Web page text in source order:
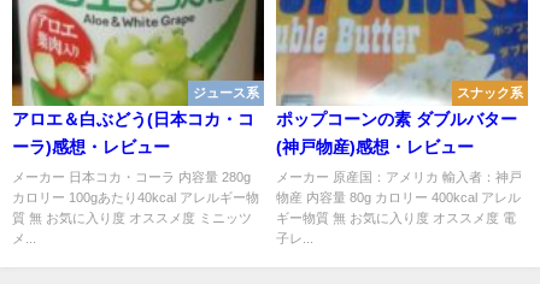
ジュース系
アロエ＆白ぶどう(日本コカ・コ
ーラ)感想・レビュー
メーカー 日本コカ・コーラ 内容量 280g
カロリー 100gあたり40kcal アレルギー物
質 無 お気に入り度 オススメ度 ミニッツ
メ...
スナック系
ポップコーンの素 ダブルバター
(神戸物産)感想・レビュー
メーカー 原産国：アメリカ 輸入者：神戸
物産 内容量 80g カロリー 400kcal アレル
ギー物質 無 お気に入り度 オススメ度 電
子レ...